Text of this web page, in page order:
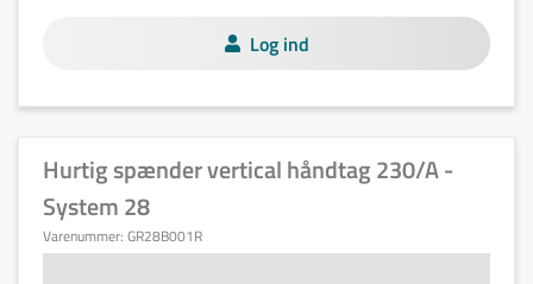
Log ind
Hurtig spænder vertical håndtag 230/A -
System 28
Varenummer: GR28B001R